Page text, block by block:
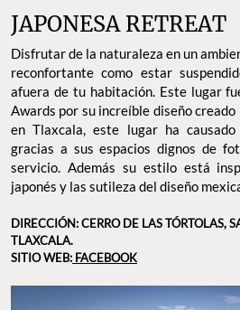
JAPONESA RETREAT
Disfrutar de la naturaleza en un
reconfortante como estar
afuera de tu habitación. Este lugar
Awards por su increíble diseño
en Tlaxcala, este lugar ha
gracias a sus espacios dignos de
servicio. Además su estilo está
japonés y las sutileza del diseño
DIRECCIÓN: CERRO DE LAS TÓRTOLAS,
TLAXCALA.
SITIO WEB: FACEBOOK